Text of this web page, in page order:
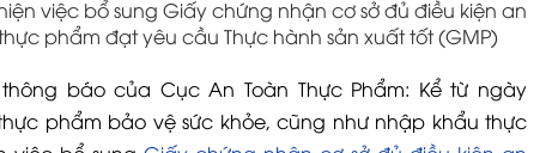
việc bổ sung Giấy chứng nhận cơ sở đủ điều kiện an
phẩm đạt yêu cầu Thực hành sản xuất tốt (GMP)
thông báo của Cục An Toàn Thực Phẩm: Kể từ ngày
phẩm bảo vệ sức khỏe, cũng như nhập khẩu thực